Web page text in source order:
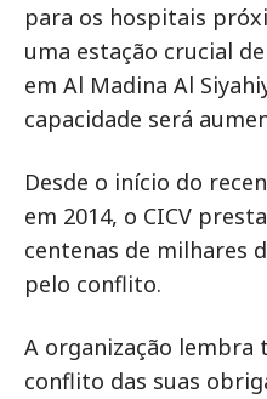
para os hospitais
uma estação crucial
em Al Madina Al
capacidade será
Desde o início do
em 2014, o CICV
centenas de milhares
pelo conflito.
A organização lembra
conflito das suas